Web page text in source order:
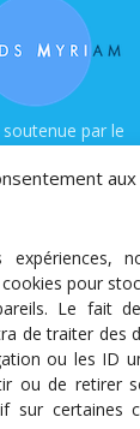
aux
pour
Le fait
de traiter des
ou les ID
ou de retirer
sur certaines
soutenue par le
ET GRILLE